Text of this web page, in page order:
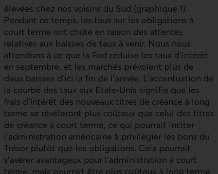
élevées chez nos voisins du Sud (graphique 1).
Pendant ce temps, les taux sur les obligations à
court terme ont chuté en raison des attentes
relatives aux baisses de taux à venir. Nous nous
attendons à ce que la Fed réduise les taux d’intérêt
en septembre, et les marchés prévoient plus de
deux baisses d’ici la fin de l’année. L’accentuation de
la courbe des taux aux États‑Unis signifie que les
frais d’intérêt des nouveaux titres de créance à long
terme se révéleront plus coûteux que celui des titres
de créance à court terme, ce qui pourrait inciter
l’administration américaine à privilégier les bons du
Trésor plutôt que les obligations. Cela pourrait
s’avérer avantageux pour l’administration à court
terme, mais pourrait être plus coûteux à long terme